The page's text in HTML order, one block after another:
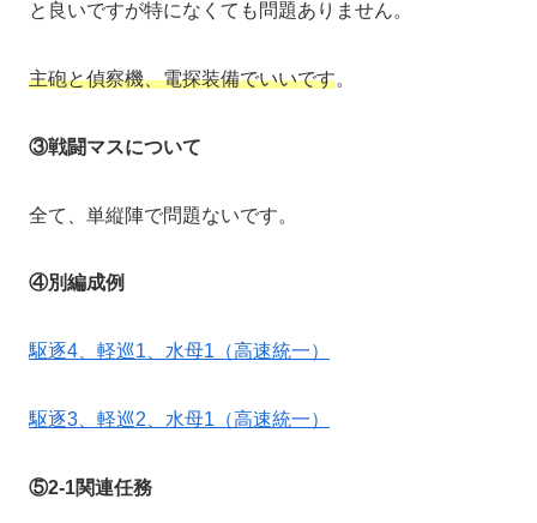
と良いですが特になくても問題ありません。
主砲と偵察機、電探装備でいいです。
③戦闘マスについて
全て、単縦陣で問題ないです。
④別編成例
駆逐4、軽巡1、水母1（高速統一）
駆逐3、軽巡2、水母1（高速統一）
⑤2-1関連任務